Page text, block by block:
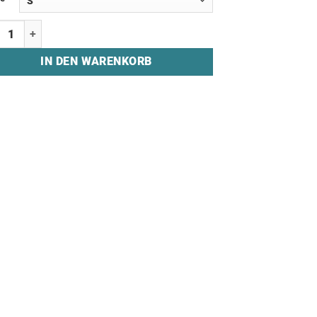
"UX GAMING" Menge
IN DEN WARENKORB